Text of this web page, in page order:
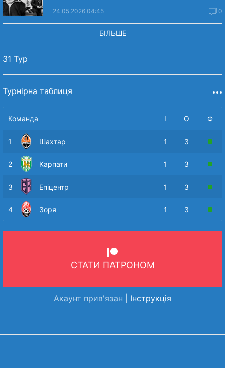
24.05.2026 04:45 0
БІЛЬШЕ
31 Тур
Турнірна таблиця
Команда І О Ф
1 Шахтар 1 3
2 Карпати 1 3
3 Епіцентр 1 3
4 Зоря 1 3
СТАТИ ПАТРОНОМ
Акаунт прив'язан | Інструкція